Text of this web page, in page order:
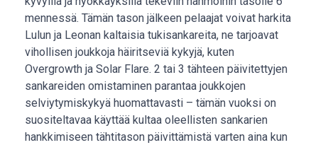
mennessä. Tämän tason jälkeen pelaajat voivat harkita
Lulun ja Leonan kaltaisia tukisankareita, ne tarjoavat
vihollisen joukkoja häiritseviä kykyjä, kuten
Overgrowth ja Solar Flare. 2 tai 3 tähteen päivitettyjen
sankareiden omistaminen parantaa joukkojen
selviytymiskykyä huomattavasti – tämän vuoksi on
suositeltavaa käyttää kultaa oleellisten sankarien
hankkimiseen tähtitason päivittämistä varten aina kun